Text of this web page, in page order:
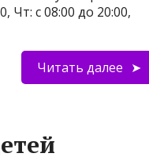
Чт: с 08:00 до 20:00,
Читать далее